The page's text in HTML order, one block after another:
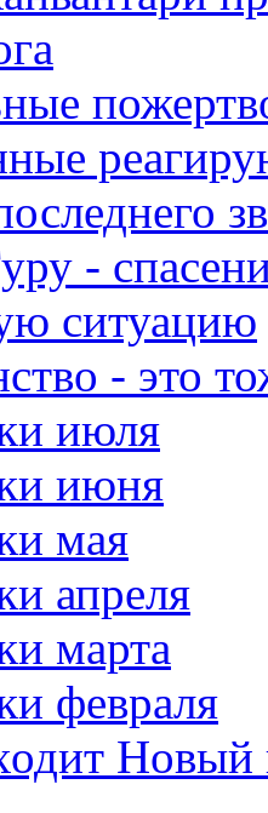
-
ситуацию
- это
июля
июня
мая
апреля
марта
февраля
Новый